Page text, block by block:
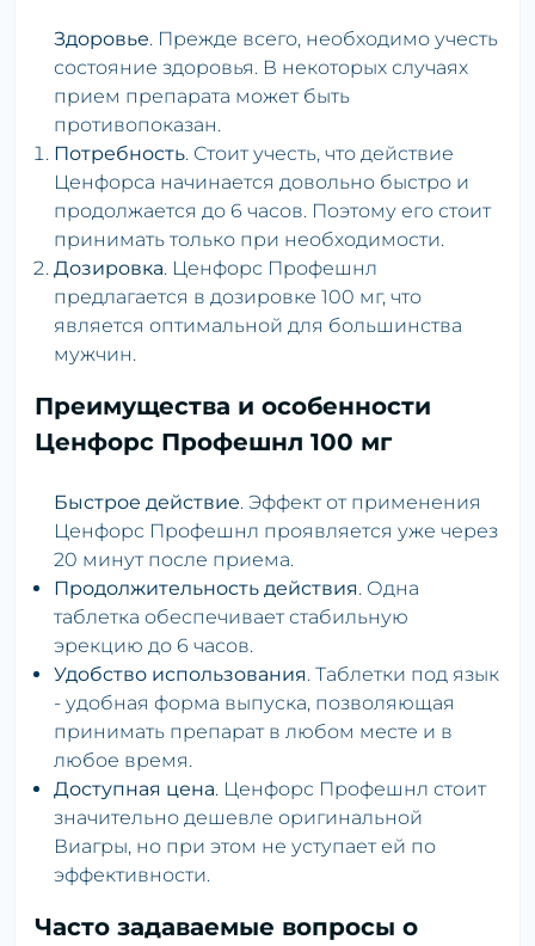
Здоровье. Прежде всего, необходимо учесть
состояние здоровья. В некоторых случаях
прием препарата может быть
противопоказан.
Потребность. Стоит учесть, что действие
Ценфорса начинается довольно быстро и
продолжается до 6 часов. Поэтому его стоит
принимать только при необходимости.
Дозировка. Ценфорс Профешнл
предлагается в дозировке 100 мг, что
является оптимальной для большинства
мужчин.
Преимущества и особенности
Ценфорс Профешнл 100 мг
Быстрое действие. Эффект от применения
Ценфорс Профешнл проявляется уже через
20 минут после приема.
Продолжительность действия. Одна
таблетка обеспечивает стабильную
эрекцию до 6 часов.
Удобство использования. Таблетки под язык
- удобная форма выпуска, позволяющая
принимать препарат в любом месте и в
любое время.
Доступная цена. Ценфорс Профешнл стоит
значительно дешевле оригинальной
Виагры, но при этом не уступает ей по
эффективности.
Часто задаваемые вопросы о